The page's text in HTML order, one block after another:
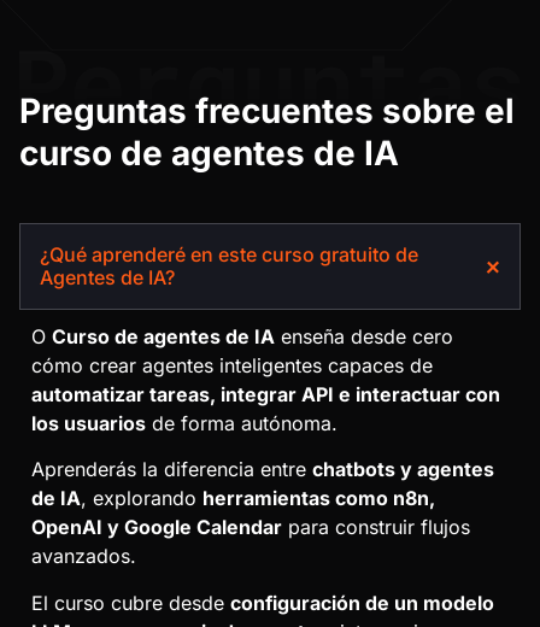
Preguntas frecuentes sobre el
curso de agentes de IA
¿Qué aprenderé en este curso gratuito de
Agentes de IA?
O Curso de agentes de IA enseña desde cero
cómo crear agentes inteligentes capaces de
automatizar tareas, integrar API e interactuar con
los usuarios de forma autónoma.
Aprenderás la diferencia entre chatbots y agentes
de IA, explorando herramientas como n8n,
OpenAI y Google Calendar para construir flujos
avanzados.
El curso cubre desde configuración de un modelo